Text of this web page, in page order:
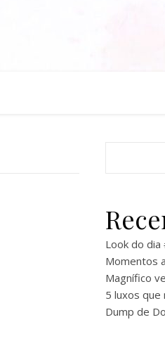
Look do dia
Momentos
Magnífico
5 luxos
Dump de